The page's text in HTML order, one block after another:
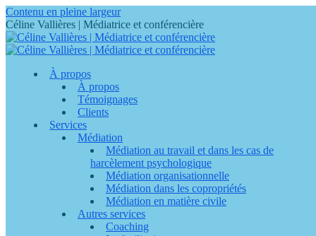
Contenu en pleine largeur
Céline Vallières | Médiatrice et conférencière
À propos
À propos
Témoignages
Clients
Services
Médiation
Médiation au travail et dans les cas de
harcèlement psychologique
Médiation organisationnelle
Médiation dans les copropriétés
Médiation en matière civile
Autres services
Coaching